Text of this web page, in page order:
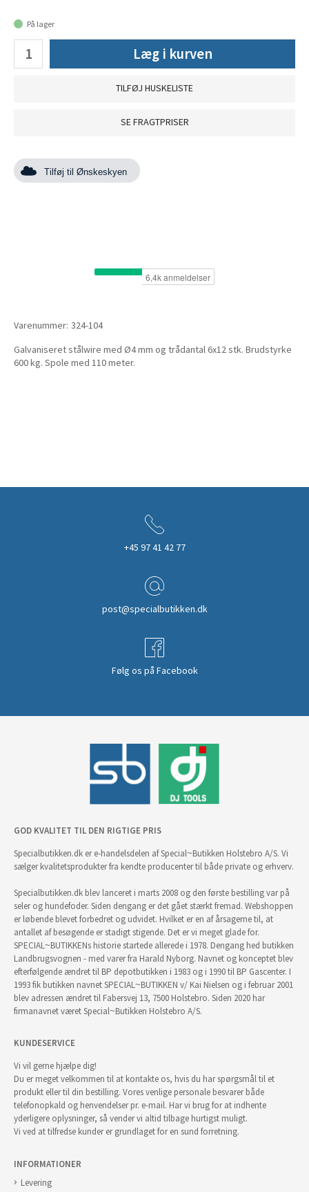
På lager
Læg i kurven
TILFØJ HUSKELISTE
SE FRAGTPRISER
Tilføj til Ønskeskyen
Varenummer: 324-104
Galvaniseret stålwire med Ø4 mm og trådantal 6x12 stk. Brudstyrke
600 kg. Spole med 110 meter.
+45 97 41 42 77
post@specialbutikken.dk
Følg os på Facebook
GOD KVALITET TIL DEN RIGTIGE PRIS
Specialbutikken.dk er e-handelsdelen af Special~Butikken Holstebro A/S. Vi
sælger kvalitetsprodukter fra kendte producenter til både private og erhverv.
Specialbutikken.dk blev lanceret i marts 2008 og den første bestilling var på
seler og hundefoder. Siden dengang er det gået stærkt fremad. Webshoppen
er løbende blevet forbedret og udvidet. Hvilket er en af årsagerne til, at
antallet af besøgende er stadigt stigende. Det er vi meget glade for.
SPECIAL~BUTIKKENs historie startede allerede i 1978. Dengang hed butikken
Landbrugsvognen - med varer fra Harald Nyborg. Navnet og konceptet blev
efterfølgende ændret til BP depotbutikken i 1983 og i 1990 til BP Gascenter. I
1993 fik butikken navnet SPECIAL~BUTIKKEN v/ Kai Nielsen og i februar 2001
blev adressen ændret til Fabersvej 13, 7500 Holstebro. Siden 2020 har
firmanavnet været Special~Butikken Holstebro A/S.
KUNDESERVICE
Vi vil gerne hjælpe dig!
Du er meget velkommen til at kontakte os, hvis du har spørgsmål til et
produkt eller til din bestilling. Vores venlige personale besvarer både
telefonopkald og henvendelser pr. e-mail. Har vi brug for at indhente
yderligere oplysninger, så vender vi altid tilbage hurtigst muligt.
Vi ved at tilfredse kunder er grundlaget for en sund forretning.
INFORMATIONER
Levering